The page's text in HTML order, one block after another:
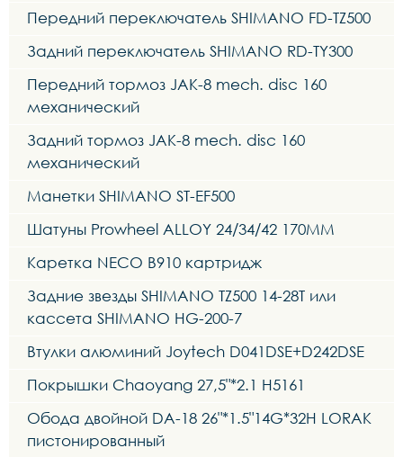
Передний переключатель SHIMANO FD-TZ500
Задний переключатель SHIMANO RD-TY300
Передний тормоз JAK-8 mech. disc 160
механический
Задний тормоз JAK-8 mech. disc 160
механический
Манетки SHIMANO ST-EF500
Шатуны Prowheel ALLOY 24/34/42 170MM
Каретка NECO B910 картридж
Задние звезды SHIMANO TZ500 14-28T или
кассета SHIMANO HG-200-7
Втулки алюминий Joytech D041DSE+D242DSE
Покрышки Chaoyang 27,5"*2.1 H5161
Обода двойной DA-18 26"*1.5"14G*32H LORAK
пистонированный